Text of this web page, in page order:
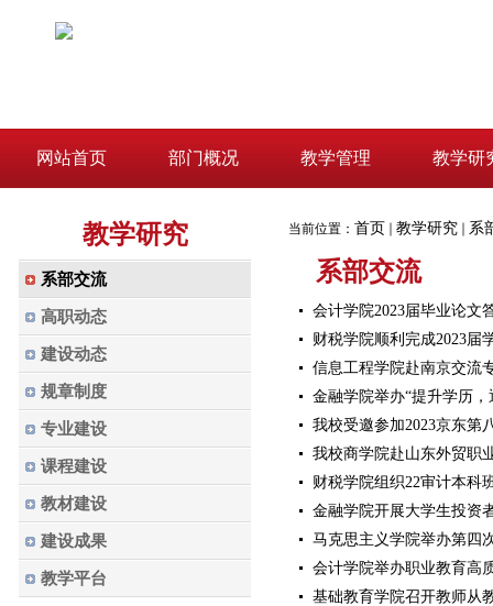
网站首页 部门概况 教学管理 教学研
教学研究
系部交流
高职动态
建设动态
规章制度
专业建设
课程建设
教材建设
建设成果
教学平台
当前位置： 首页 教学研究 系
系部交流
会计学院2023届毕业论文
财税学院顺利完成2023届
信息工程学院赴南京交流
金融学院举办“提升学历
我校受邀参加2023京东第
我校商学院赴山东外贸职
财税学院组织22审计本科
金融学院开展大学生投资
马克思主义学院举办第四
会计学院举办职业教育高
基础教育学院召开教师从